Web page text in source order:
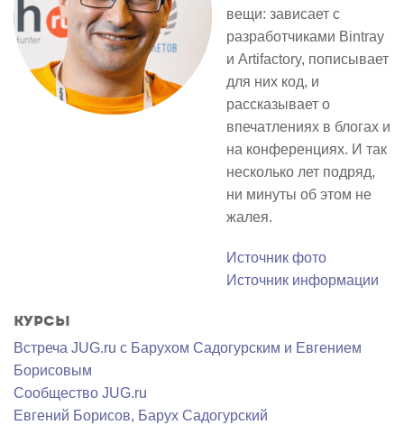
вещи: зависает с
разработчиками Bintray
и Artifactory, пописывает
для них код, и
рассказывает о
впечатлениях в блогах и
на конференциях. И так
несколько лет подряд,
ни минуты об этом не
жалея.
Источник фото
Источник информации
Курсы
Встреча JUG.ru с Барухом Садогурским и Евгением
Борисовым
Сообщество JUG.ru
Евгений Борисов, Барух Садогурский